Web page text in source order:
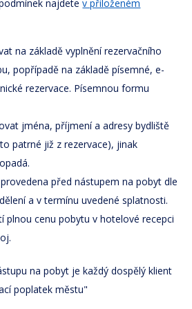
najdetev přiloženém
na základě vyplnění rezervačního
popřípadě na základě písemné, e-
rezervace. Písemnou formu
jména, příjmení a adresy bydliště
patrné již z rezervace), jinak
před nástupem na pobyt dle
a v termínu uvedené splatnosti.
plnou cenu pobytu v hotelové recepci
na pobyt je každý dospělý klient
poplatek městu"